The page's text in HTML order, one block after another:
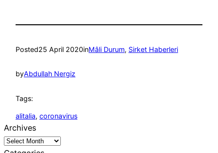
Posted25 April 2020inMâli Durum, Sirket Haberleri
byAbdullah Nergiz
Tags:
alitalia, coronavirus
Archives